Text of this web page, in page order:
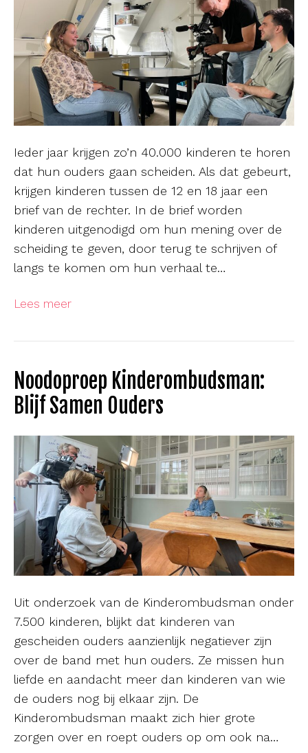
Ieder jaar krijgen zo’n 40.000 kinderen te horen
dat hun ouders gaan scheiden. Als dat gebeurt,
krijgen kinderen tussen de 12 en 18 jaar een
brief van de rechter. In de brief worden
kinderen uitgenodigd om hun mening over de
scheiding te geven, door terug te schrijven of
langs te komen om hun verhaal te…
Lees meer
Noodoproep Kinderombudsman:
Blijf Samen Ouders
Uit onderzoek van de Kinderombudsman onder
7.500 kinderen, blijkt dat kinderen van
gescheiden ouders aanzienlijk negatiever zijn
over de band met hun ouders. Ze missen hun
liefde en aandacht meer dan kinderen van wie
de ouders nog bij elkaar zijn. De
Kinderombudsman maakt zich hier grote
zorgen over en roept ouders op om ook na…